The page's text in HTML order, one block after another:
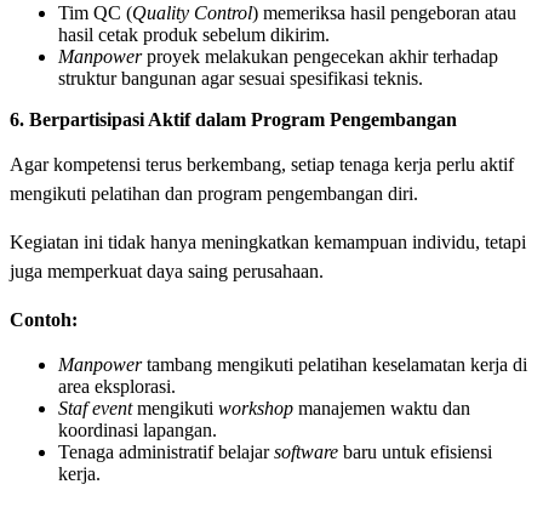
Tim QC (Quality Control) memeriksa hasil pengeboran atau
hasil cetak produk sebelum dikirim.
Manpowerproyek melakukan pengecekan akhir terhadap
struktur bangunan agar sesuai spesifikasi teknis.
6. Berpartisipasi Aktif dalam Program Pengembangan
Agar kompetensi terus berkembang, setiap tenaga kerja perlu aktif
mengikuti pelatihan dan program pengembangan diri.
Kegiatan ini tidak hanya meningkatkan kemampuan individu, tetapi
juga memperkuat daya saing perusahaan.
Contoh:
Manpowertambang mengikuti pelatihan keselamatan kerja di
area eksplorasi.
Staf eventmengikuti workshop manajemen waktu dan
koordinasi lapangan.
Tenaga administratif belajarsoftware baru untuk efisiensi
kerja.